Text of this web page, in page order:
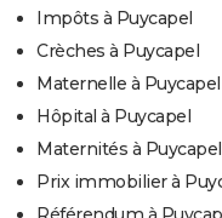
Impôts à Puycapel
Crèches à Puycapel
Maternelle à Puycapel
Hôpital à Puycapel
Maternités à Puycapel
Prix immobilier à